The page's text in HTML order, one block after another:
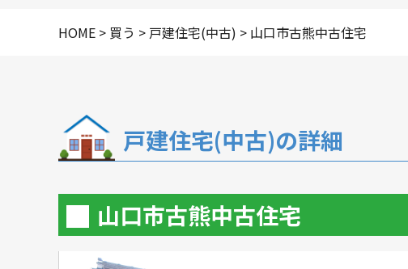
HOME > 買う > 戸建住宅(中古) > 山口市古熊中古住宅
戸建住宅(中古)の詳細
山口市古熊中古住宅